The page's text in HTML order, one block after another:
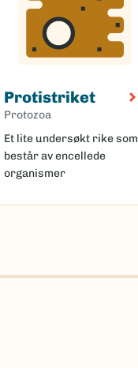
Protistriket
Protozoa
Et lite undersøkt rike som
består av encellede
organismer